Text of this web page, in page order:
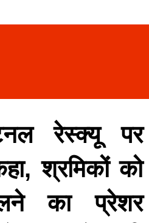
रेस्क्यू पर
श्रमिकों को
का प्रेशर